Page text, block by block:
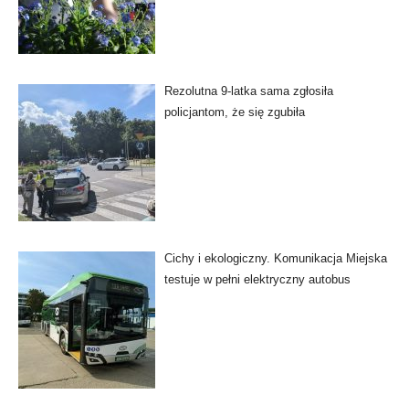
Rezolutna 9-latka sama zgłosiła
policjantom, że się zgubiła
Cichy i ekologiczny. Komunikacja Miejska
testuje w pełni elektryczny autobus